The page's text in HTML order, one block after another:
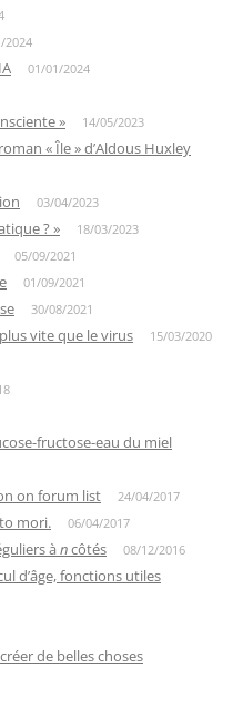
2024
01/01/2024
» 14/05/2023
« Île » d’Aldous Huxley
03/04/2023
? » 18/03/2023
05/09/2021
01/09/2021
30/08/2021
vite que le virus 15/03/2020
fructose-eau du miel
on forum list 24/04/2017
mori. 06/04/2017
à ncôtés 08/12/2016
d’âge, fonctions utiles
de belles choses